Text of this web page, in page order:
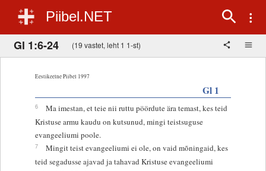
Piibel.NET
Gl 1:6-24 (19 vastet, leht 1 1-st)
Eestikeelne Piibel 1997
Gl 1
6
Ma imestan, et teie nii ruttu pöördute ära temast, kes teid
Kristuse armu kaudu on kutsunud, mingi teistsuguse
evangeeliumi poole.
7
Mingit teist evangeeliumi ei ole, on vaid mõningaid, kes
teid segadusse ajavad ja tahavad Kristuse evangeeliumi